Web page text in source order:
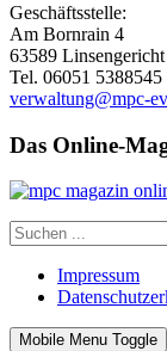
Geschäftsstelle:
Am Bornrain 4
63589 Linsengericht
Tel. 06051 5388545
verwaltung@mpc-
Das Online-
Impressum
Mobile Menu Toggle